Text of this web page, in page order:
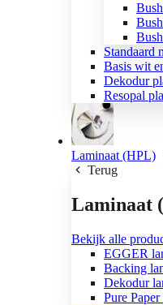
Standaard
Basis wit
Dekodur
Resopal
Laminaat (HPL)
Terug
Laminaat
Bekijk alle
EGGER
Backing
Dekodur
Pure